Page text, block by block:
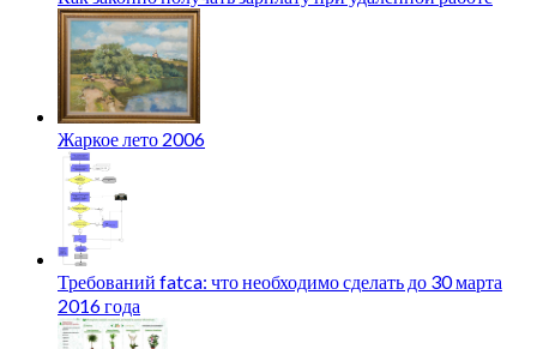
Жаркое лето 2006
Требований fatca: что необходимо сделать до 30 марта
2016 года